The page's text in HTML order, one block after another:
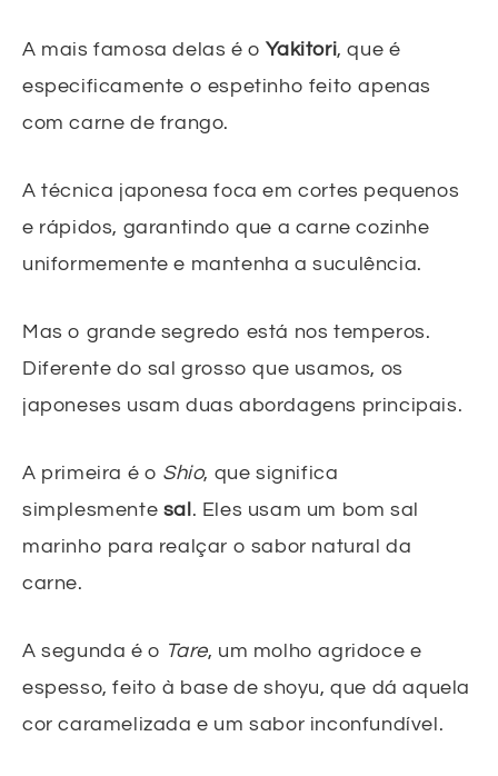
A mais famosa delas é oYakitori, que é
especificamente o espetinho feito apenas
com carne de frango.
A técnica japonesa foca em cortes pequenos
e rápidos, garantindo que a carne cozinhe
uniformemente e mantenha a suculência.
Mas o grande segredo está nos temperos.
Diferente do sal grosso que usamos, os
japoneses usam duas abordagens principais.
A primeira é o Shio, que significa
simplesmente sal. Eles usam um bom sal
marinho para realçar o sabor natural da
carne.
A segunda é o Tare, um molho agridoce e
espesso, feito à base de shoyu, que dá aquela
cor caramelizada e um sabor inconfundível.